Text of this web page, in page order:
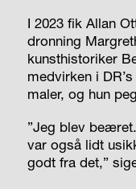
I 2023 fik Allan
dronning
kunsthistoriker
medvirken i
maler, og hun
”Jeg blev
var også lidt
godt fra det,”